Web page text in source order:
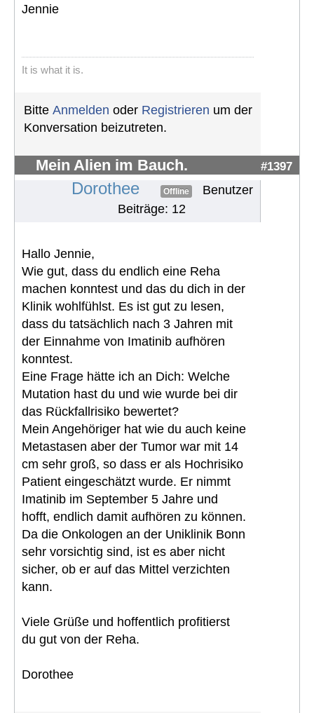
Jennie
It is what it is.
Bitte Anmelden oder Registrieren um der
Konversation beizutreten.
Mein Alien im Bauch. #1397
Dorothee Offline
Benutzer
Beiträge: 12
Hallo Jennie,
Wie gut, dass du endlich eine Reha
machen konntest und das du dich in der
Klinik wohlfühlst. Es ist gut zu lesen,
dass du tatsächlich nach 3 Jahren mit
der Einnahme von Imatinib aufhören
konntest.
Eine Frage hätte ich an Dich: Welche
Mutation hast du und wie wurde bei dir
das Rückfallrisiko bewertet?
Mein Angehöriger hat wie du auch keine
Metastasen aber der Tumor war mit 14
cm sehr groß, so dass er als Hochrisiko
Patient eingeschätzt wurde. Er nimmt
Imatinib im September 5 Jahre und
hofft, endlich damit aufhören zu können.
Da die Onkologen an der Uniklinik Bonn
sehr vorsichtig sind, ist es aber nicht
sicher, ob er auf das Mittel verzichten
kann.
Viele Grüße und hoffentlich profitierst
du gut von der Reha.
Dorothee